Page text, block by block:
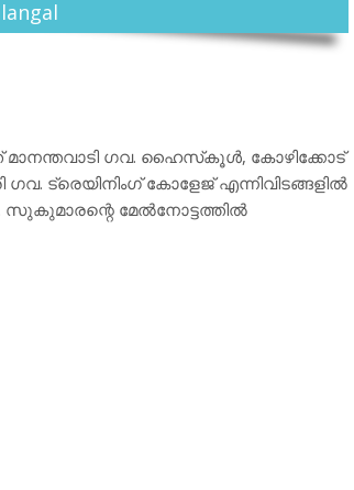
മാനന്തവാടി ഗവ. ഹൈസ്‌കൂള്‍, കോഴിക്കോട്
ട്രെയിനിംഗ് കോളേജ് എന്നിവിടങ്ങളില്‍
സുകുമാരന്റെ മേല്‍നോട്ടത്തില്‍